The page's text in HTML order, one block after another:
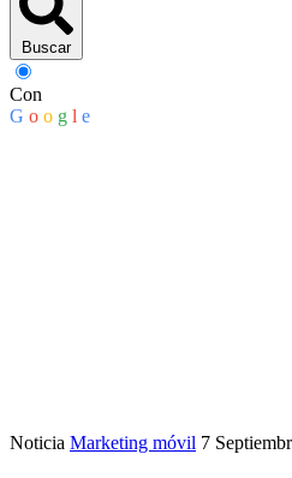
Buscar
Con
G o o g l e
Noticia Marketing móvil 7